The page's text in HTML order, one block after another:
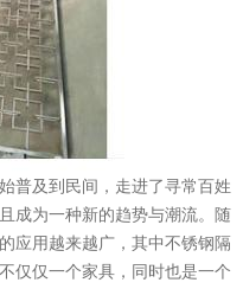
普及到民间，走进了寻常百姓
成为一种新的趋势与潮流。随
应用越来越广，其中不锈钢隔
仅仅一个家具，同时也是一个